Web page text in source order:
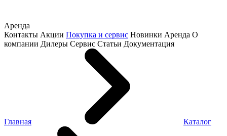
Аренда
Контакты Акции Покупка и сервис Новинки Аренда О
компании Дилеры Сервис Статьи Документация
Главная Каталог